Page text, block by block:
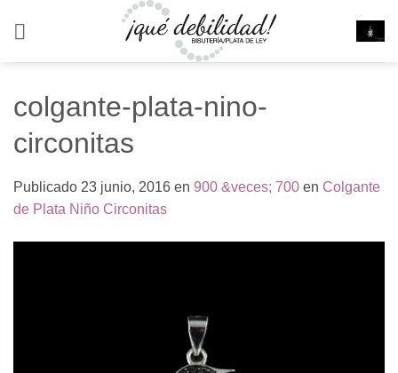
colgante-plata-nino-
circonitas
Publicado 23 junio, 2016 en 900 &veces; 700 en Colgante
de Plata Niño Circonitas